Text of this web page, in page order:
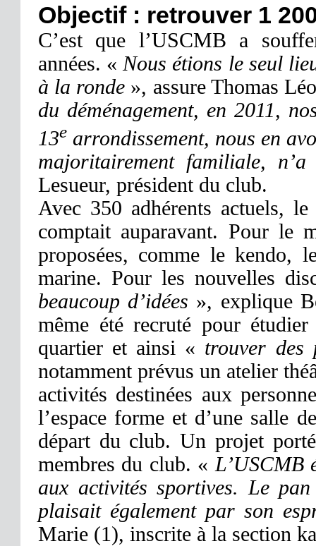
Objectif : retrouver 1
C’est que l’USCMB a
années. « Nous étions le seul
à la ronde », assure Thomas
du déménagement, en 2011,
13e arrondissement, nous en
majoritairement familiale,
Lesueur, président du club.
Avec 350 adhérents actuels,
comptait auparavant. Pour le
proposées, comme le kendo,
marine. Pour les nouvelles
beaucoup d’idées », explique
même été recruté pour
quartier et ainsi « trouver des
notamment prévus un atelier
activités destinées aux
l’espace forme et d’une salle
départ du club. Un projet
membres du club. « L’USCMB
aux activités sportives. Le
plaisait également par son
Marie (1), inscrite à la section